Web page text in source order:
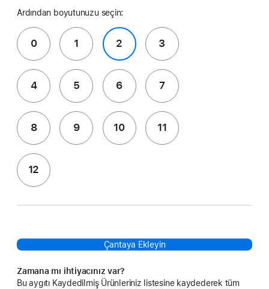
Ardından boyutunuzu seçin:
0 1 2 3
4 5 6 7
8 9 10 11
12
Çantaya Ekleyin
Zamana mı ihtiyacınız var?
Bu aygıtı Kaydedilmiş Ürünleriniz listesine kaydederek tüm